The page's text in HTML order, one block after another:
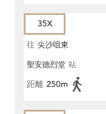
35X
往 尖沙咀東
聖安德烈堂 站
距離 250m